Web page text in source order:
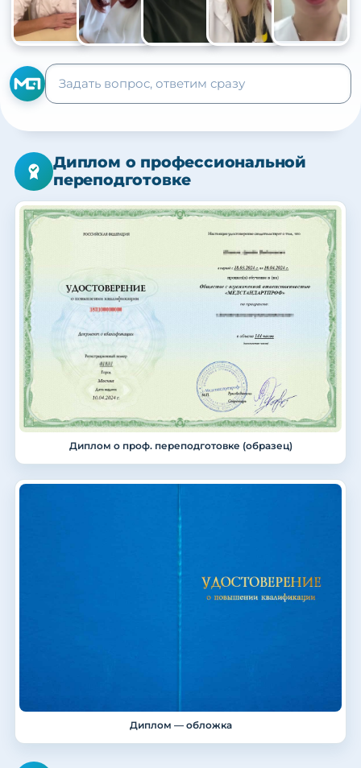
+105
Диплом о профессиональной
переподготовке
Диплом о проф. переподготовке (образец)
Диплом — обложка